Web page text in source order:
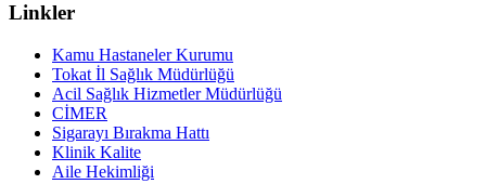
Linkler
Kamu Hastaneler Kurumu
Tokat İl Sağlık Müdürlüğü
Acil Sağlık Hizmetler Müdürlüğü
CİMER
Sigarayı Bırakma Hattı
Klinik Kalite
Aile Hekimliği